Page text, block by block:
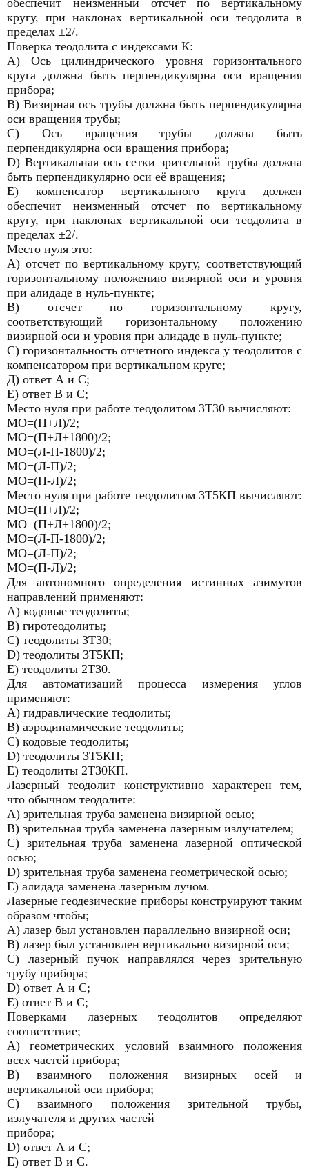
обеспечит неизменный отсчет по вертикальному
кругу, при наклонах вертикальной оси теодолита в
пределах ±2/.
Поверка теодолита с индексами К:
А) Ось цилиндрического уровня горизонтального
круга должна быть перпендикулярна оси вращения
прибора;
В) Визирная ось трубы должна быть перпендикулярна
оси вращения трубы;
С) Ось вращения трубы должна быть
перпендикулярна оси вращения прибора;
D) Вертикальная ось сетки зрительной трубы должна
быть перпендикулярно оси её вращения;
Е) компенсатор вертикального круга должен
обеспечит неизменный отсчет по вертикальному
кругу, при наклонах вертикальной оси теодолита в
пределах ±2/.
Место нуля это:
А) отсчет по вертикальному кругу, соответствующий
горизонтальному положению визирной оси и уровня
при алидаде в нуль-пункте;
В) отсчет по горизонтальному кругу,
соответствующий горизонтальному положению
визирной оси и уровня при алидаде в нуль-пункте;
С) горизонтальность отчетного индекса у теодолитов с
компенсатором при вертикальном круге;
Д) ответ А и С;
Е) ответ В и С;
Место нуля при работе теодолитом 3Т30 вычисляют:
МО=(П+Л)/2;
МО=(П+Л+1800)/2;
МО=(Л-П-1800)/2;
МО=(Л-П)/2;
МО=(П-Л)/2;
Место нуля при работе теодолитом 3Т5КП вычисляют:
МО=(П+Л)/2;
МО=(П+Л+1800)/2;
МО=(Л-П-1800)/2;
МО=(Л-П)/2;
МО=(П-Л)/2;
Для автономного определения истинных азимутов
направлений применяют:
А) кодовые теодолиты;
В) гиротеодолиты;
С) теодолиты 3Т30;
D) теодолиты 3Т5КП;
Е) теодолиты 2Т30.
Для автоматизаций процесса измерения углов
применяют:
А) гидравлические теодолиты;
В) аэродинамические теодолиты;
С) кодовые теодолиты;
D) теодолиты 3Т5КП;
Е) теодолиты 2Т30КП.
Лазерный теодолит конструктивно характерен тем,
что обычном теодолите:
А) зрительная труба заменена визирной осью;
В) зрительная труба заменена лазерным излучателем;
С) зрительная труба заменена лазерной оптической
осью;
D) зрительная труба заменена геометрической осью;
Е) алидада заменена лазерным лучом.
Лазерные геодезические приборы конструируют таким
образом чтобы;
А) лазер был установлен параллельно визирной оси;
В) лазер был установлен вертикально визирной оси;
С) лазерный пучок направлялся через зрительную
трубу прибора;
D) ответ А и С;
Е) ответ В и С;
Поверками лазерных теодолитов определяют
соответствие;
А) геометрических условий взаимного положения
всех частей прибора;
В) взаимного положения визирных осей и
вертикальной оси прибора;
С) взаимного положения зрительной трубы,
излучателя и других частей
прибора;
D) ответ А и С;
Е) ответ В и С.